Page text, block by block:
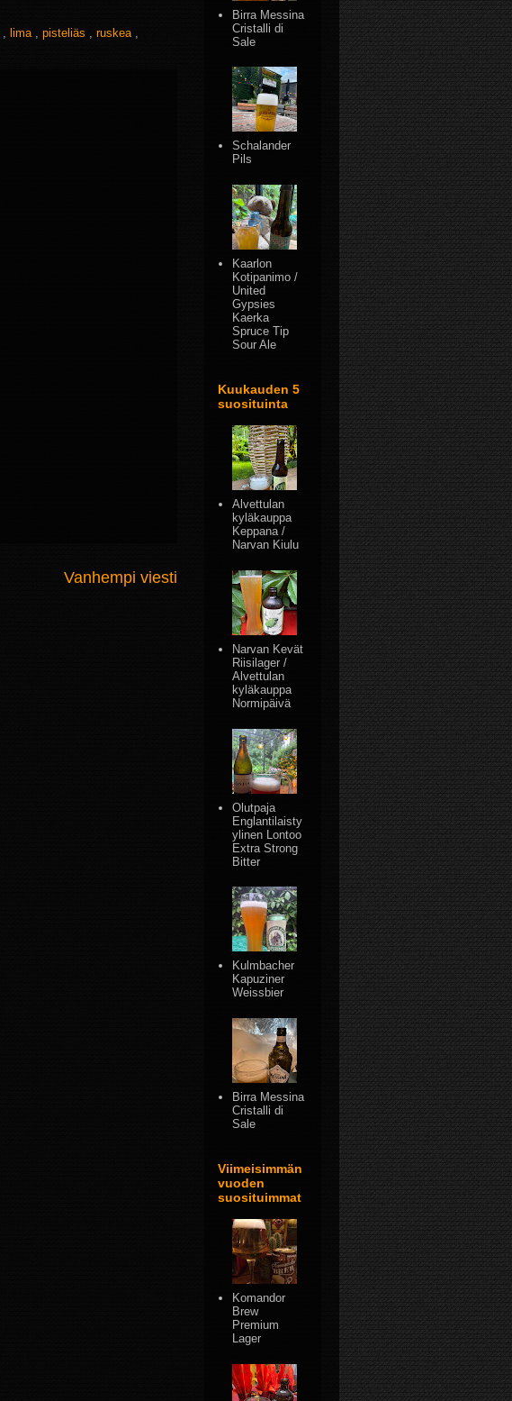
lima pisteliäs ruskea
Vanhempi viesti
Birra Messina
Cristalli di
Sale
Schalander
Pils
Kaarlon
Kotipanimo /
United
Gypsies
Kaerka
Spruce Tip
Sour Ale
Kuukauden 5
suosituinta
Alvettulan
kyläkauppa
Keppana /
Narvan Kiulu
Narvan Kevät
Riisilager /
Alvettulan
kyläkauppa
Normipäivä
Olutpaja
Englantilaisty
ylinen Lontoo
Extra Strong
Bitter
Kulmbacher
Kapuziner
Weissbier
Birra Messina
Cristalli di
Sale
Viimeisimmän
vuoden
suosituimmat
Komandor
Brew
Premium
Lager